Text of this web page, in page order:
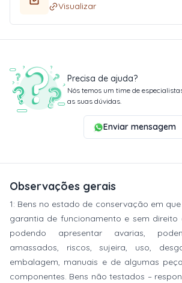
Visualizar
Precisa de ajuda?
Nós temos um time de
as suas dúvidas.
Enviar mensagem
Observações gerais
1: Bens no estado de conservação em
garantia de funcionamento e sem
podendo apresentar avarias,
amassados, riscos, sujeira, uso,
embalagem, manuais e de algumas
componentes. Bens não testados –